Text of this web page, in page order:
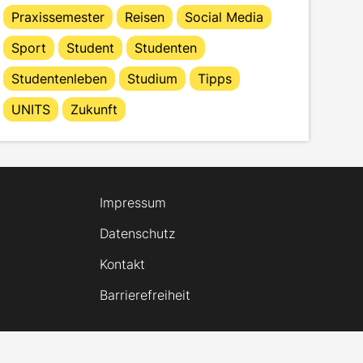
Praxissemester
Reisen
Social Media
Sport
Student
Studenten
Studentenleben
Studium
Tipps
UNITS
Zukunft
Impressum
Datenschutz
Kontakt
Barrierefreiheit